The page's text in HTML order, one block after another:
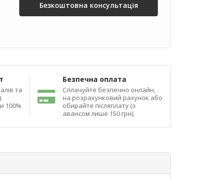
Безкоштовна консультація
та
100%
Безпечна оплата
Сплачуйте безпечно онлайн,
на розрахунковий рахунок або
обирайте післяплату (з
авансом лише 150 грн).